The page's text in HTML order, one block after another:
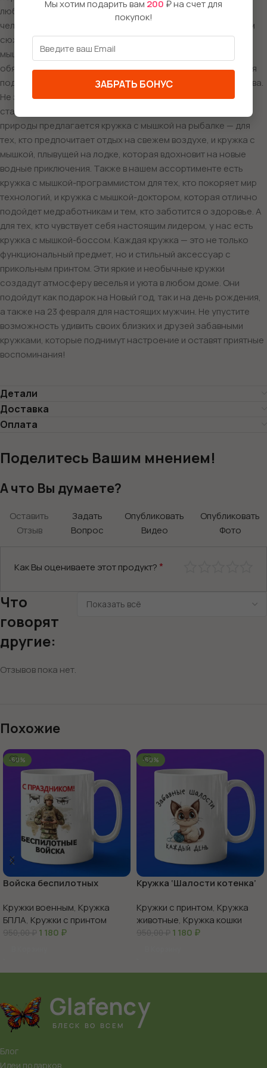
любители экшена оценят кружку с мышкой в костюме
человека-паука, готовую к приключениям и захватывающим
сюжетам. Для настоящих байкеров у нас есть кружка с
мышкой, крутым мотоциклом и дерзким образом. А рокеры
обязательно оценят кружку с мышкой-гитаристом, которая
подарит атмосферу концерта и вдохновение для творчества.
Не забыли мы и о школьниках: кружка с мышкой в школе
станет отличным компаньоном на уроках. Для любителей
природы предлагается кружка с мышкой на рыбалке — для
тех, кто предпочитает отдых на свежем воздухе, и кружка с
мышкой, плывущей на лодке, которая вдохновит на новые
водные приключения. Также в нашем ассортименте есть
кружка с мышкой-программистом для тех, кто покоряет мир
технологий, и кружка с мышкой-доктором, которая отлично
подойдет медработникам и тем, кто заботится о здоровье. А
для тех, кто чувствует себя настоящим лидером, у нас есть
кружка с мышкой-боссом. Каждая кружка — это не только
функциональный предмет, но и стильный аксессуар с
прикольным принтом. Эти яркие и необычные кружки
создадут атмосферу веселья и уюта в любом доме. Они
подойдут как подарок на Новый год, так и на день рождения,
а также на 23 февраля для настоящих мужчин. Не упустите
возможность удивить своих близких и друзей забавными
кружками, которые поднимут настроение и оставят приятные
воспоминания!
Детали
Доставка
Оплата
Поделитесь Вашим мнением!
А что Вы думаете?
Оставить
Отзыв
Задать
Вопрос
Опубликовать
Видео
Опубликовать
Фото
Как Вы оцениваете этот продукт? *
Что
говорят
другие:
Отзывов пока нет.
Похожие
-60%
Войска беспилотных
Кружки военным, Кружка
БПЛА, Кружки с принтом
950,00₽ 1 180 ₽
-60%
Кружка ‘Шалости котенка’
Кружки с принтом, Кружка
животные, Кружка кошки
950,00₽ 1 180 ₽
Блог
Идеи подарков
Мы хотим подарить вам 200 ₽ на счет для
покупок!
ЗАБРАТЬ БОНУС